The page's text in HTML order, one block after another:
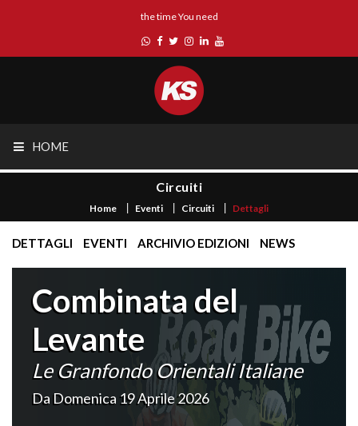
the time You need
HOME
Circuiti
Home Eventi Circuiti Dettagli
DETTAGLI EVENTI ARCHIVIO EDIZIONI NEWS
Combinata del
Levante
Le Granfondo Orientali Italiane
Da Domenica 19 Aprile 2026